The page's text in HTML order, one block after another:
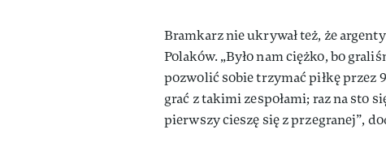
Bramkarz nie ukrywał też, że
Polaków. „Było nam ciężko, bo
pozwolić sobie trzymać piłkę przez
grać z takimi zespołami; raz na sto
pierwszy cieszę się z przegranej”,